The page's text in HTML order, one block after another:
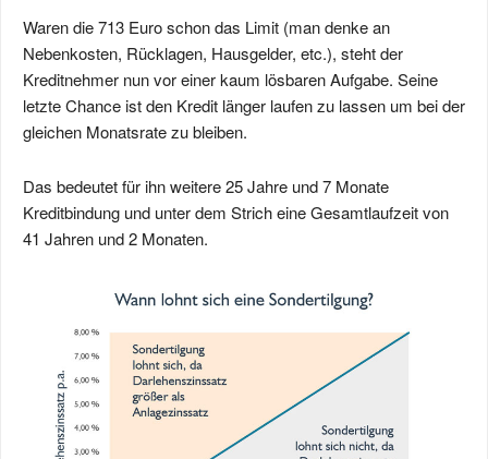
Waren die 713 Euro schon das Limit (man denke an
Nebenkosten, Rücklagen, Hausgelder, etc.), steht der
Kreditnehmer nun vor einer kaum lösbaren Aufgabe. Seine
letzte Chance ist den Kredit länger laufen zu lassen um bei der
gleichen Monatsrate zu bleiben.
Das bedeutet für ihn weitere 25 Jahre und 7 Monate
Kreditbindung und unter dem Strich eine Gesamtlaufzeit von
41 Jahren und 2 Monaten.